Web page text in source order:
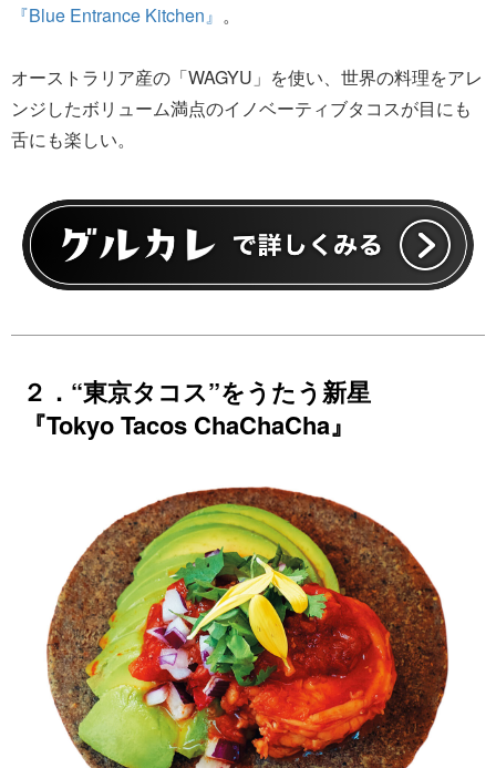
『Blue Entrance Kitchen』 。
オーストラリア産の「WAGYU」を使い、世界の料理をアレ
ンジしたボリューム満点のイノベーティブタコスが目にも
舌にも楽しい。
２．“東京タコス”をうたう新星
『Tokyo Tacos ChaChaCha』